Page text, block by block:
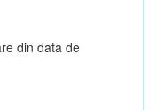
din data de